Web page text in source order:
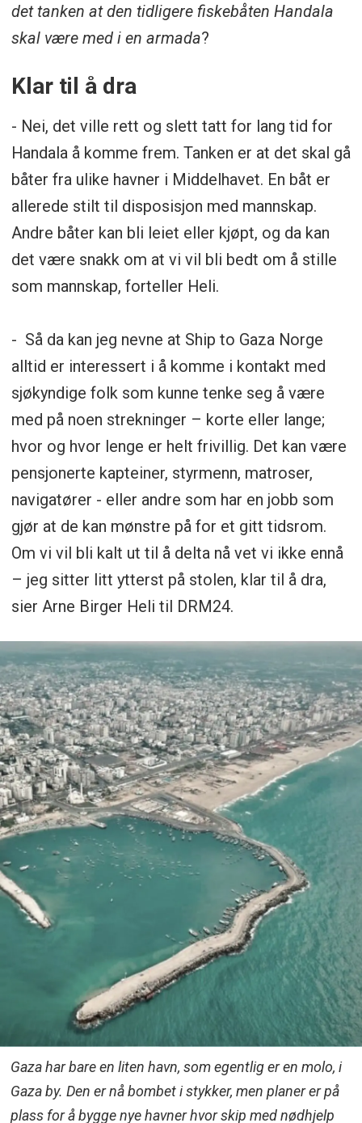
det tanken at den tidligere fiskebåten Handala
skal være med i en armada?
Klar til å dra
- Nei, det ville rett og slett tatt for lang tid for
Handala å komme frem. Tanken er at det skal gå
båter fra ulike havner i Middelhavet. En båt er
allerede stilt til disposisjon med mannskap.
Andre båter kan bli leiet eller kjøpt, og da kan
det være snakk om at vi vil bli bedt om å stille
som mannskap, forteller Heli.
- Så da kan jeg nevne at Ship to Gaza Norge
alltid er interessert i å komme i kontakt med
sjøkyndige folk som kunne tenke seg å være
med på noen strekninger – korte eller lange;
hvor og hvor lenge er helt frivillig. Det kan være
pensjonerte kapteiner, styrmenn, matroser,
navigatører - eller andre som har en jobb som
gjør at de kan mønstre på for et gitt tidsrom.
Om vi vil bli kalt ut til å delta nå vet vi ikke ennå
– jeg sitter litt ytterst på stolen, klar til å dra,
sier Arne Birger Heli til DRM24.
Gaza har bare en liten havn, som egentlig er en molo, i
Gaza by. Den er nå bombet i stykker, men planer er på
plass for å bygge nye havner hvor skip med nødhjelp